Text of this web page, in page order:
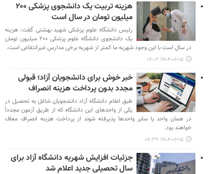
هزینه تربیت یک دانشجوی پزشکی ۲۰۰
میلیون تومان در سال است
رئیس دانشگاه علوم پزشکی شهید بهشتی گفت: هزینه
یک دانشجوی دانشگاه علوم پزشکی ۲۰۰ میلیون تومان
در سال است با این وجود شهریه ما کمتر از شهریه برخی مدارس غیرانتفاعی است.
۱۴۰۴-۰۶-۱۵ ۱۴:۰۲
خبر خوش برای دانشجویان آزاد؛ قبولی
مجدد بدون پرداخت هزینه انصراف
طبق اعلام دانشگاه آزاد دانشجویان شاغل به تحصیل در
یکی از واحدهای این دانشگاه که از طریق آزمون مجدداً
در همان واحد یا سایر واحدها پذیرفته شوند از پرداخت هزینه انصراف معاف
خواهند بود.
۱۴۰۴-۰۶-۱۵ ۰۹:۳۹
جزئیات افزایش شهریه دانشگاه آزاد برای
سال تحصیلی جدید اعلام شد